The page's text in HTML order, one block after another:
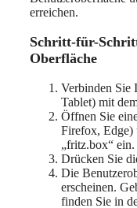
erreichen.
Schritt-für-
Oberfläche
Verbinden Sie
Tablet) mit
Öffnen Sie
Firefox, Edge)
„fritz.box“ ein.
Drücken Sie
Die
erscheinen.
finden Sie in